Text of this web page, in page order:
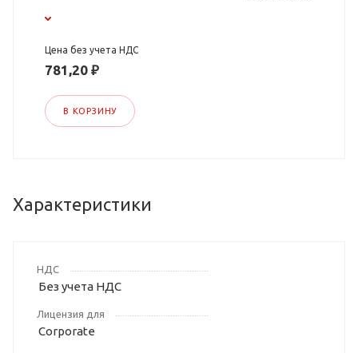
Цена без учета НДС
781,20 ₽
В КОРЗИНУ
Характеристики
НДС
Без учета НДС
Лицензия для
Corporate